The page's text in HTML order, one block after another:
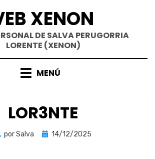
XENON
DE SALVA PERUGORRIA
LORENTE (XENON)
MENÚ
LOR3NTE
porSalva
Publicada
14/12/2025